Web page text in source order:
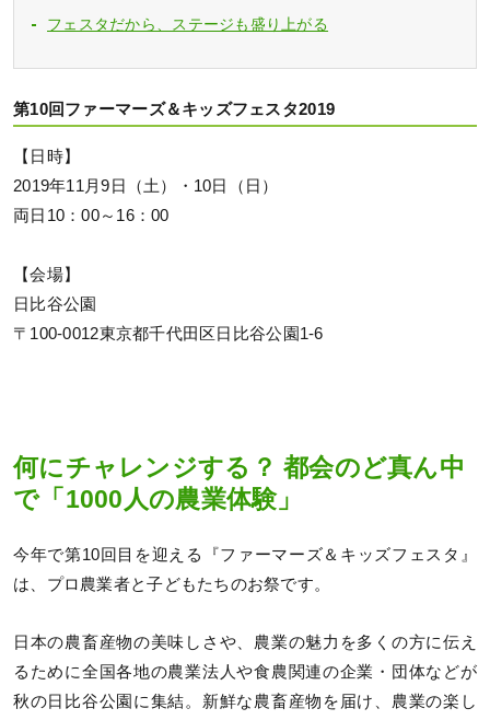
フェスタだから、ステージも盛り上がる
第10回ファーマーズ＆キッズフェスタ2019
【日時】
2019年11月9日（土）・10日（日）
両日10：00～16：00
【会場】
日比谷公園
〒100-0012東京都千代田区日比谷公園1-6
何にチャレンジする？ 都会のど真ん中
で「1000人の農業体験」
今年で第10回目を迎える『ファーマーズ＆キッズフェスタ』
は、プロ農業者と子どもたちのお祭です。
日本の農畜産物の美味しさや、農業の魅力を多くの方に伝え
るために全国各地の農業法人や食農関連の企業・団体などが
秋の日比谷公園に集結。新鮮な農畜産物を届け、農業の楽し